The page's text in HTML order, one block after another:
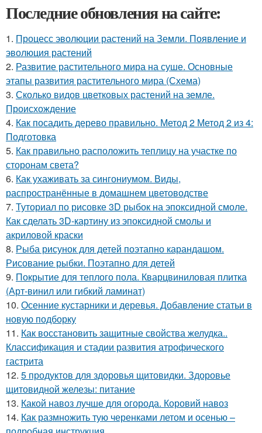
Последние обновления на сайте:
1. Процесс эволюции растений на Земли. Появление и
эволюция растений
2. Развитие растительного мира на суше. Основные
этапы развития растительного мира (Схема)
3. Сколько видов цветковых растений на земле.
Происхождение
4. Как посадить дерево правильно. Метод 2 Метод 2 из 4:
Подготовка
5. Как правильно расположить теплицу на участке по
сторонам света?
6. Как ухаживать за сингониумом. Виды,
распространённые в домашнем цветоводстве
7. Туториал по рисовке 3D рыбок на эпоксидной смоле.
Как сделать 3D-картину из эпоксидной смолы и
акриловой краски
8. Рыба рисунок для детей поэтапно карандашом.
Рисование рыбки. Поэтапно для детей
9. Покрытие для теплого пола. Кварцвиниловая плитка
(Арт-винил или гибкий ламинат)
10. Осенние кустарники и деревья. Добавление статьи в
новую подборку
11. Как восстановить защитные свойства желудка..
Классификация и стадии развития атрофического
гастрита
12. 5 продуктов для здоровья щитовидки. Здоровье
щитовидной железы: питание
13. Какой навоз лучше для огорода. Коровий навоз
14. Как размножить тую черенками летом и осенью –